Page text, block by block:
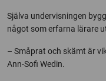
Själva undervisningen
något som erfarna lärare
– Småprat och skämt är
Ann-Sofi Wedin.